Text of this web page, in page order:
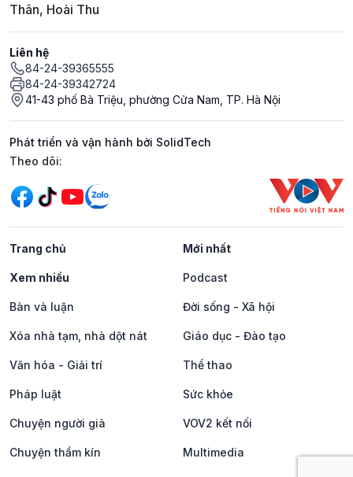
Thân, Hoài Thu
Liên hệ
84-24-39365555
84-24-39342724
41-43 phố Bà Triệu, phường Cửa Nam, TP. Hà Nội
Phát triển và vận hành bởi SolidTech
Mạng xã hội
Theo dõi:
Trang chủ Mới nhất
Xem nhiều Podcast
Bàn và luận Đời sống - Xã hội
Xóa nhà tạm, nhà dột nát Giáo dục - Đào tạo
Văn hóa - Giải trí Thể thao
Pháp luật Sức khỏe
Chuyện người già VOV2 kết nối
Chuyện thầm kín Multimedia